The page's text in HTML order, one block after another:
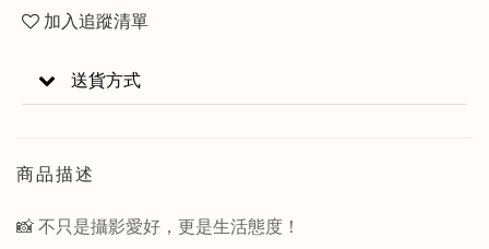
加入追蹤清單
送貨方式
商品描述
📸 不只是攝影愛好，更是生活態度！